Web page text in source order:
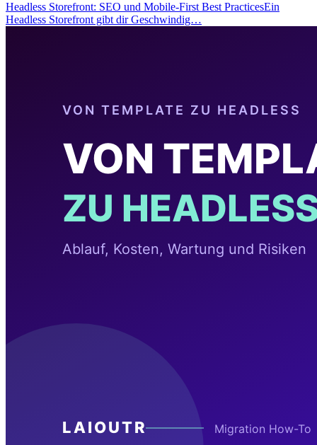
Headless Storefront: SEO und Mobile-First Best PracticesEin
Headless Storefront gibt dir Geschwindig…